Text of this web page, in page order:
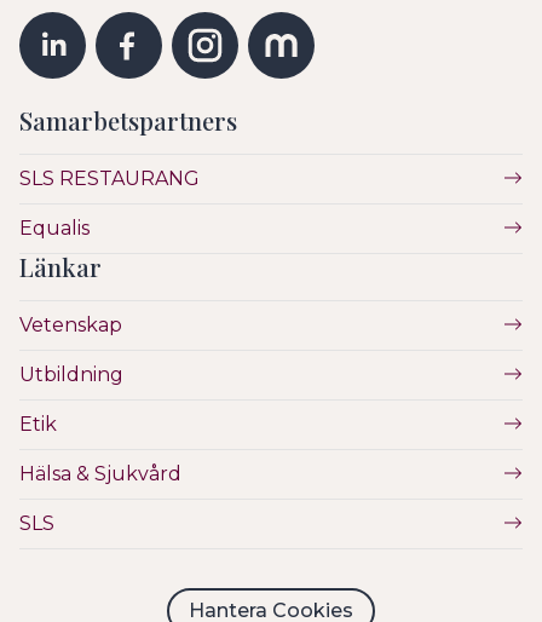
Samarbetspartners
SLS RESTAURANG
Equalis
Länkar
Vetenskap
Utbildning
Etik
Hälsa & Sjukvård
SLS
Hantera Cookies